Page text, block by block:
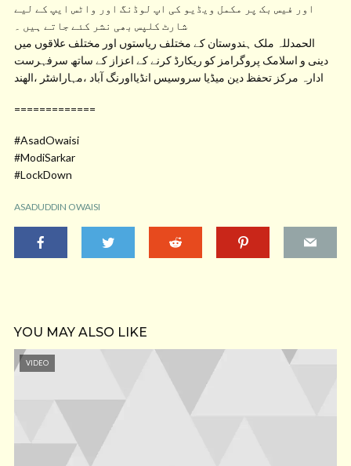
اور فیس بک پر مکمل ویڈیو کی اپ لوڈنگ اور واٹس ایپ کے لیے
شارٹ کلپس بھی نشر کئے جاتے ہیں ۔
الحمدللہ ملک ہندوستان کے مختلف ریاستوں اور مختلف علاقوں میں
دینی و اسلامک پروگرامز کو ریکارڈ کرنے کے اعزاز کے ساتھ سرفہرست
ادارہ مرکز تحفظ دین میڈیا سروسیس انڈیااورنگ آباد ،مہاراشٹر ،الھند
=============
#AsadOwaisi
#ModiSarkar
#LockDown
ASADUDDIN OWAISI
YOU MAY ALSO LIKE
VIDEO